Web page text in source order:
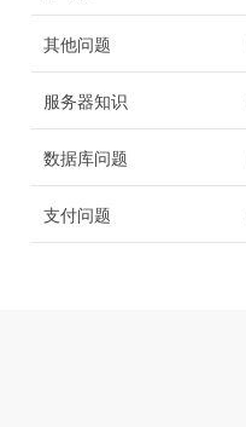
其他问题
服务器知识
数据库问题
支付问题